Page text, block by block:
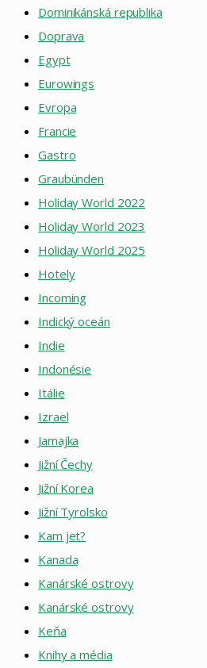
Dominikánská republika
Doprava
Egypt
Eurowings
Evropa
Francie
Gastro
Graubünden
Holiday World 2022
Holiday World 2023
Holiday World 2025
Hotely
Incoming
Indický oceán
Indie
Indonésie
Itálie
Izrael
Jamajka
Jižní Čechy
Jižní Korea
Jižní Tyrolsko
Kam jet?
Kanada
Kanárské ostrovy
Kanárské ostrovy
Keňa
Knihy a média